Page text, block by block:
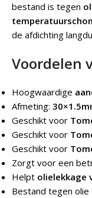
bestand is tegen
de afdichting
Voordelen
Hoogwaardige
Afmeting:
Geschikt voor
Geschikt voor
Geschikt voor
Zorgt voor een
Helpt olielekkage
Bestand tegen olie